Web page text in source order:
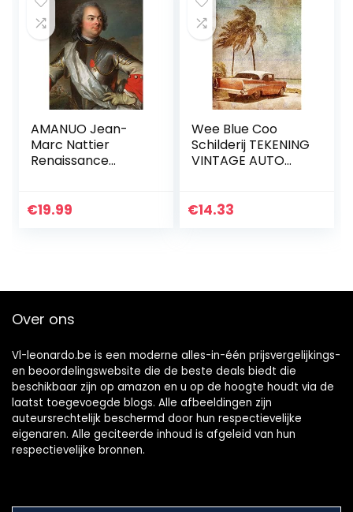
atie
(70x90cm28x35inc
h, ingelijst)
AMANUO Jean-
Marc Nattier
Renaissance
Schilderij 50X60
€19.99
Wee Blue Coo
Schilderij TEKENING
VINTAGE AUTO
POSTER MP3880B
€14.33
Over ons
Vl-leonardo.be is een moderne alles-in-één prijsvergelijkings-
en beoordelingswebsite die de beste deals biedt die
beschikbaar zijn op amazon en u op de hoogte houdt via de
laatst toegevoegde blogs. Alle afbeeldingen zijn
auteursrechtelijk beschermd door hun respectievelijke
eigenaren. Alle geciteerde inhoud is afgeleid van hun
respectievelijke bronnen.